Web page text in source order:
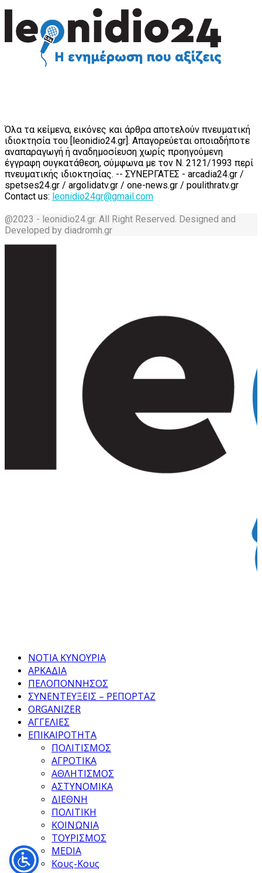
Όλα τα κείμενα, εικόνες και άρθρα αποτελούν πνευματική
ιδιοκτησία του [leonidio24.gr]. Απαγορεύεται οποιαδήποτε
αναπαραγωγή ή αναδημοσίευση χωρίς προηγούμενη
έγγραφη συγκατάθεση, σύμφωνα με τον Ν. 2121/1993 περί
πνευματικής ιδιοκτησίας. -- ΣΥΝΕΡΓΑΤΕΣ - arcadia24.gr /
spetses24.gr / argolidatv.gr / one-news.gr / poulithratv.gr
Contact us: leonidio24gr@gmail.com
@2023 - leonidio24.gr. All Right Reserved. Designed and
Developed by diadromh.gr
ΝΟΤΙΑ ΚΥΝΟΥΡΙΑ
ΑΡΚΑΔΙΑ
ΠΕΛΟΠΟΝΝΗΣΟΣ
ΣΥΝΕΝΤΕΥΞΕΙΣ – ΡΕΠΟΡΤΑΖ
ORGANIZER
ΑΓΓΕΛΙΕΣ
ΕΠΙΚΑΙΡΟΤΗΤΑ
ΠΟΛΙΤΙΣΜΟΣ
ΑΓΡΟΤΙΚΑ
ΑΘΛΗΤΙΣΜΟΣ
ΑΣΤΥΝΟΜΙΚΑ
ΔΙΕΘΝΗ
ΠΟΛΙΤΙΚΗ
ΚΟΙΝΩΝΙΑ
ΤΟΥΡΙΣΜΟΣ
MEDIA
Κους-Κους